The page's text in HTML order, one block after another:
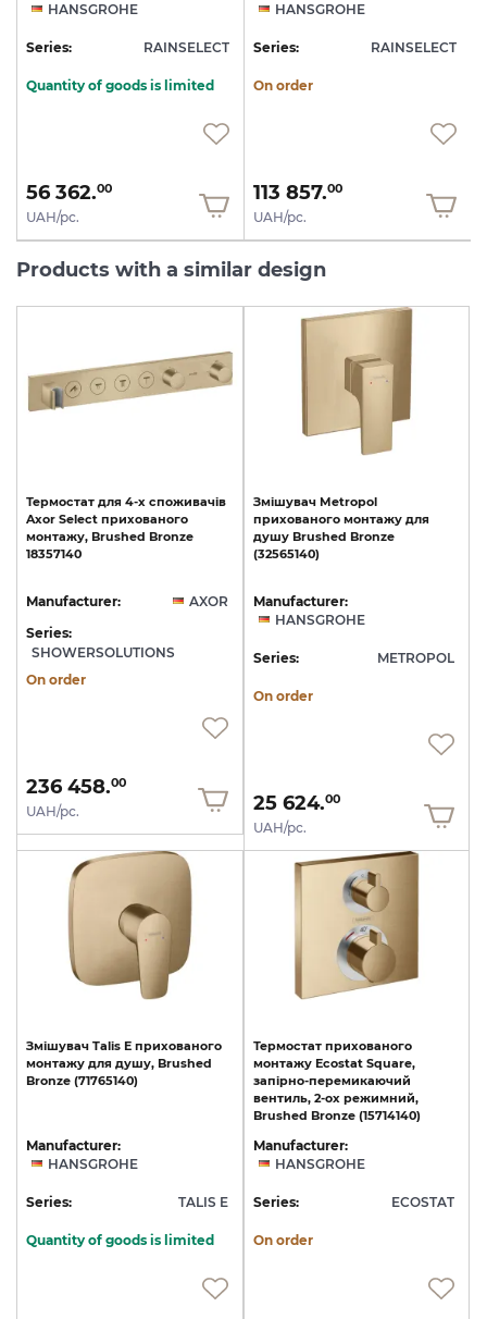
HANSGROHE
Series: RAINSELECT
Quantity of goods is limited
56 362.00
UAH/pc.
HANSGROHE
Series: RAINSELECT
On order
113 857.00
UAH/pc.
Products with a similar design
Термостат для 4-х споживачів
Axor Select прихованого
монтажу, Brushed Bronze
18357140
Manufacturer:
AXOR
Series:
SHOWERSOLUTIONS
On order
236 458.00
UAH/pc.
Змішувач Metropol
прихованого монтажу для
душу Brushed Bronze
(32565140)
Manufacturer:
HANSGROHE
Series: METROPOL
On order
25 624.00
UAH/pc.
Змішувач Talis E прихованого
монтажу для душу, Brushed
Bronze (71765140)
Manufacturer:
HANSGROHE
Series: TALIS E
Quantity of goods is limited
Термостат прихованого
монтажу Ecostat Square,
запірно-перемикаючий
вентиль, 2-ох режимний,
Brushed Bronze (15714140)
Manufacturer:
HANSGROHE
Series: ECOSTAT
On order